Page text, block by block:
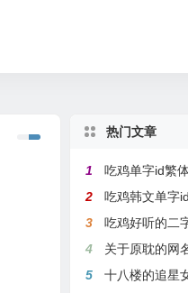
热门文章
1
吃鸡单字id繁
2
吃鸡韩文单字
3
吃鸡好听的二
4
关于原耽的网
5
十八楼的追星